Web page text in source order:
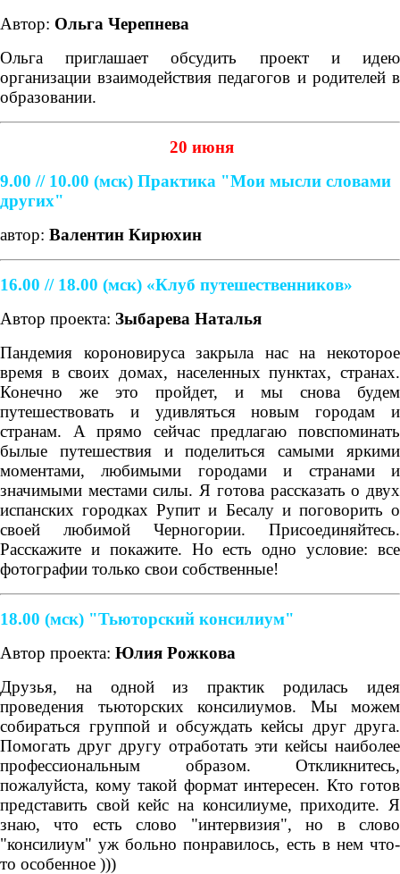
Автор: Ольга Черепнева
Ольга приглашает обсудить проект и идею
организации взаимодействия педагогов и родителей в
образовании.
20 июня
9.00 // 10.00 (мск) Практика "Мои мысли словами
других"
автор: Валентин Кирюхин
16.00 // 18.00 (мск) «Клуб путешественников»
Автор проекта: Зыбарева Наталья
Пандемия короновируса закрыла нас на некоторое
время в своих домах, населенных пунктах, странах.
Конечно же это пройдет, и мы снова будем
путешествовать и удивляться новым городам и
странам. А прямо сейчас предлагаю повспоминать
былые путешествия и поделиться самыми яркими
моментами, любимыми городами и странами и
значимыми местами силы. Я готова рассказать о двух
испанских городках Рупит и Бесалу и поговорить о
своей любимой Черногории. Присоединяйтесь.
Расскажите и покажите. Но есть одно условие: все
фотографии только свои собственные!
18.00 (мск) "Тьюторский консилиум"
Автор проекта: Юлия Рожкова
Друзья, на одной из практик родилась идея
проведения тьюторских консилиумов. Мы можем
собираться группой и обсуждать кейсы друг друга.
Помогать друг другу отработать эти кейсы наиболее
профессиональным образом. Откликнитесь,
пожалуйста, кому такой формат интересен. Кто готов
представить свой кейс на консилиуме, приходите. Я
знаю, что есть слово "интервизия", но в слово
"консилиум" уж больно понравилось, есть в нем что-
то особенное )))